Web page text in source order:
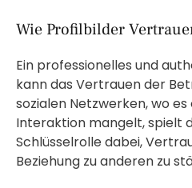
Wie Profilbilder
Ein professionelles und
kann das Vertrauen der
sozialen Netzwerken, wo
Interaktion mangelt, spielt
Schlüsselrolle dabei,
Beziehung zu anderen zu